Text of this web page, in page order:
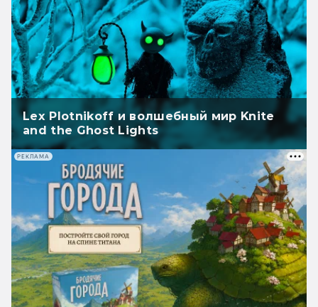
Lex Plotnikoff и волшебный мир Knite
and the Ghost Lights
РЕКЛАМА